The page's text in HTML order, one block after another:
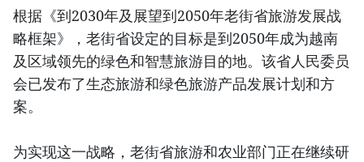
根据《到2030年及展望到2050年老街省旅游发展战
略框架》，老街省设定的目标是到2050年成为越南
及区域领先的绿色和智慧旅游目的地。该省人民委员
会已发布了生态旅游和绿色旅游产品发展计划和方
案。
为实现这一战略，老街省旅游和农业部门正在继续研